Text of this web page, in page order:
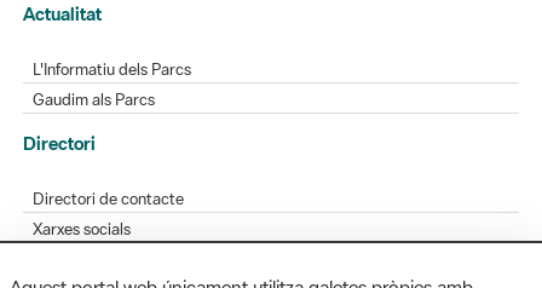
Actualitat
L'Informatiu dels Parcs
Gaudim als Parcs
Directori
Directori de contacte
Xarxes socials